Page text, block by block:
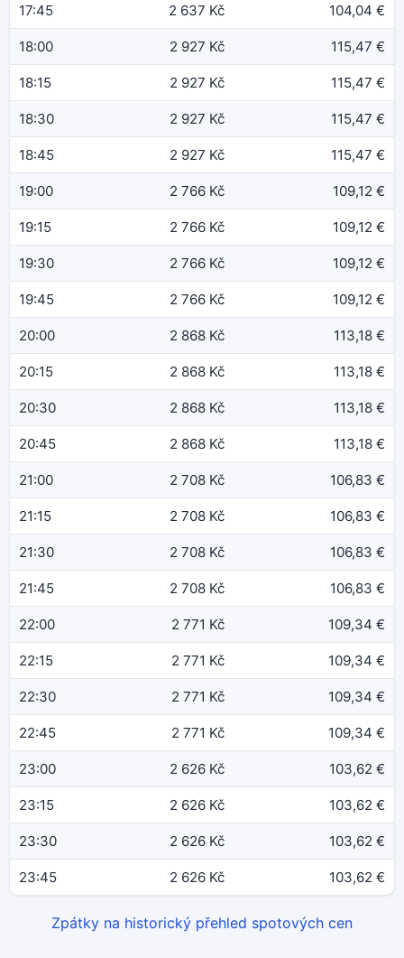
17:45 2 637 Kč 104,04 €
18:00 2 927 Kč 115,47 €
18:15 2 927 Kč 115,47 €
18:30 2 927 Kč 115,47 €
18:45 2 927 Kč 115,47 €
19:00 2 766 Kč 109,12 €
19:15 2 766 Kč 109,12 €
19:30 2 766 Kč 109,12 €
19:45 2 766 Kč 109,12 €
20:00 2 868 Kč 113,18 €
20:15 2 868 Kč 113,18 €
20:30 2 868 Kč 113,18 €
20:45 2 868 Kč 113,18 €
21:00 2 708 Kč 106,83 €
21:15 2 708 Kč 106,83 €
21:30 2 708 Kč 106,83 €
21:45 2 708 Kč 106,83 €
22:00 2 771 Kč 109,34 €
22:15 2 771 Kč 109,34 €
22:30 2 771 Kč 109,34 €
22:45 2 771 Kč 109,34 €
23:00 2 626 Kč 103,62 €
23:15 2 626 Kč 103,62 €
23:30 2 626 Kč 103,62 €
23:45 2 626 Kč 103,62 €
Zpátky na historický přehled spotových cen